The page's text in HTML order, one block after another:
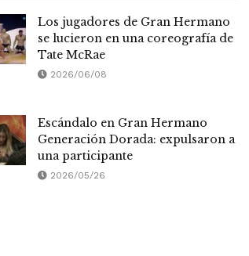
Los jugadores de Gran Hermano
se lucieron en una coreografía de
Tate McRae
2026/06/08
Escándalo en Gran Hermano
Generación Dorada: expulsaron a
una participante
2026/05/26